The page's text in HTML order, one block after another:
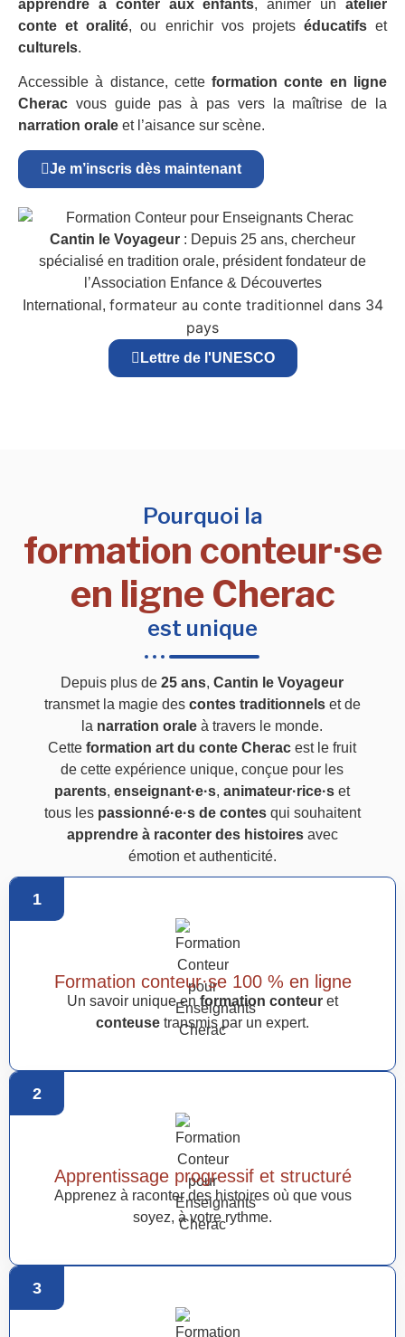
apprendre à conter aux enfants, animer unatelier
conte et oralité, ou enrichir vos projets éducatifset
culturels.
Accessible à distance, cetteformation conte en ligne
Cherac vous guide pas à pas vers la maîtrise de la
narration orale et l’aisance sur scène.
Je m’inscris dès maintenant
Cantin le Voyageur : Depuis 25 ans, chercheur
spécialisé en tradition orale, président fondateur de
l’Association Enfance & Découvertes
International, formateur au conte traditionnel dans 34
pays
Lettre de l'UNESCO
Pourquoi la
formation conteur·se
en ligne Cherac
est unique
Depuis plus de25 ans,Cantin le Voyageur
transmet la magie des contes traditionnelset de
la narration orale à travers le monde.
Cetteformation art du conte Cherac est le fruit
de cette expérience unique, conçue pour les
parents,enseignant·e·s,animateur·rice·s et
tous les passionné·e·s de contesqui souhaitent
apprendre à raconter des histoiresavec
émotion et authenticité.
1
Formation conteur·se 100 % en ligne
Un savoir unique en formation conteur et
conteuse transmis par un expert.
2
Apprentissage progressif et structuré
Apprenez à raconter des histoires où que vous
soyez, à votre rythme.
3